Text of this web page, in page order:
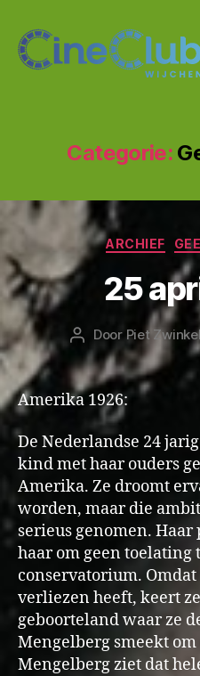
Categorie:
ARCHIEF
25
Berichtauteur
Door Piet
Amerika 1926:
De Nederlandse 24
kind met haar ouders
Amerika. Ze droomt
worden, maar die
serieus genomen.
haar om geen toelating
conservatorium.
verliezen heeft, keert
geboorteland waar ze
Mengelberg smeekt
Mengelberg ziet dat